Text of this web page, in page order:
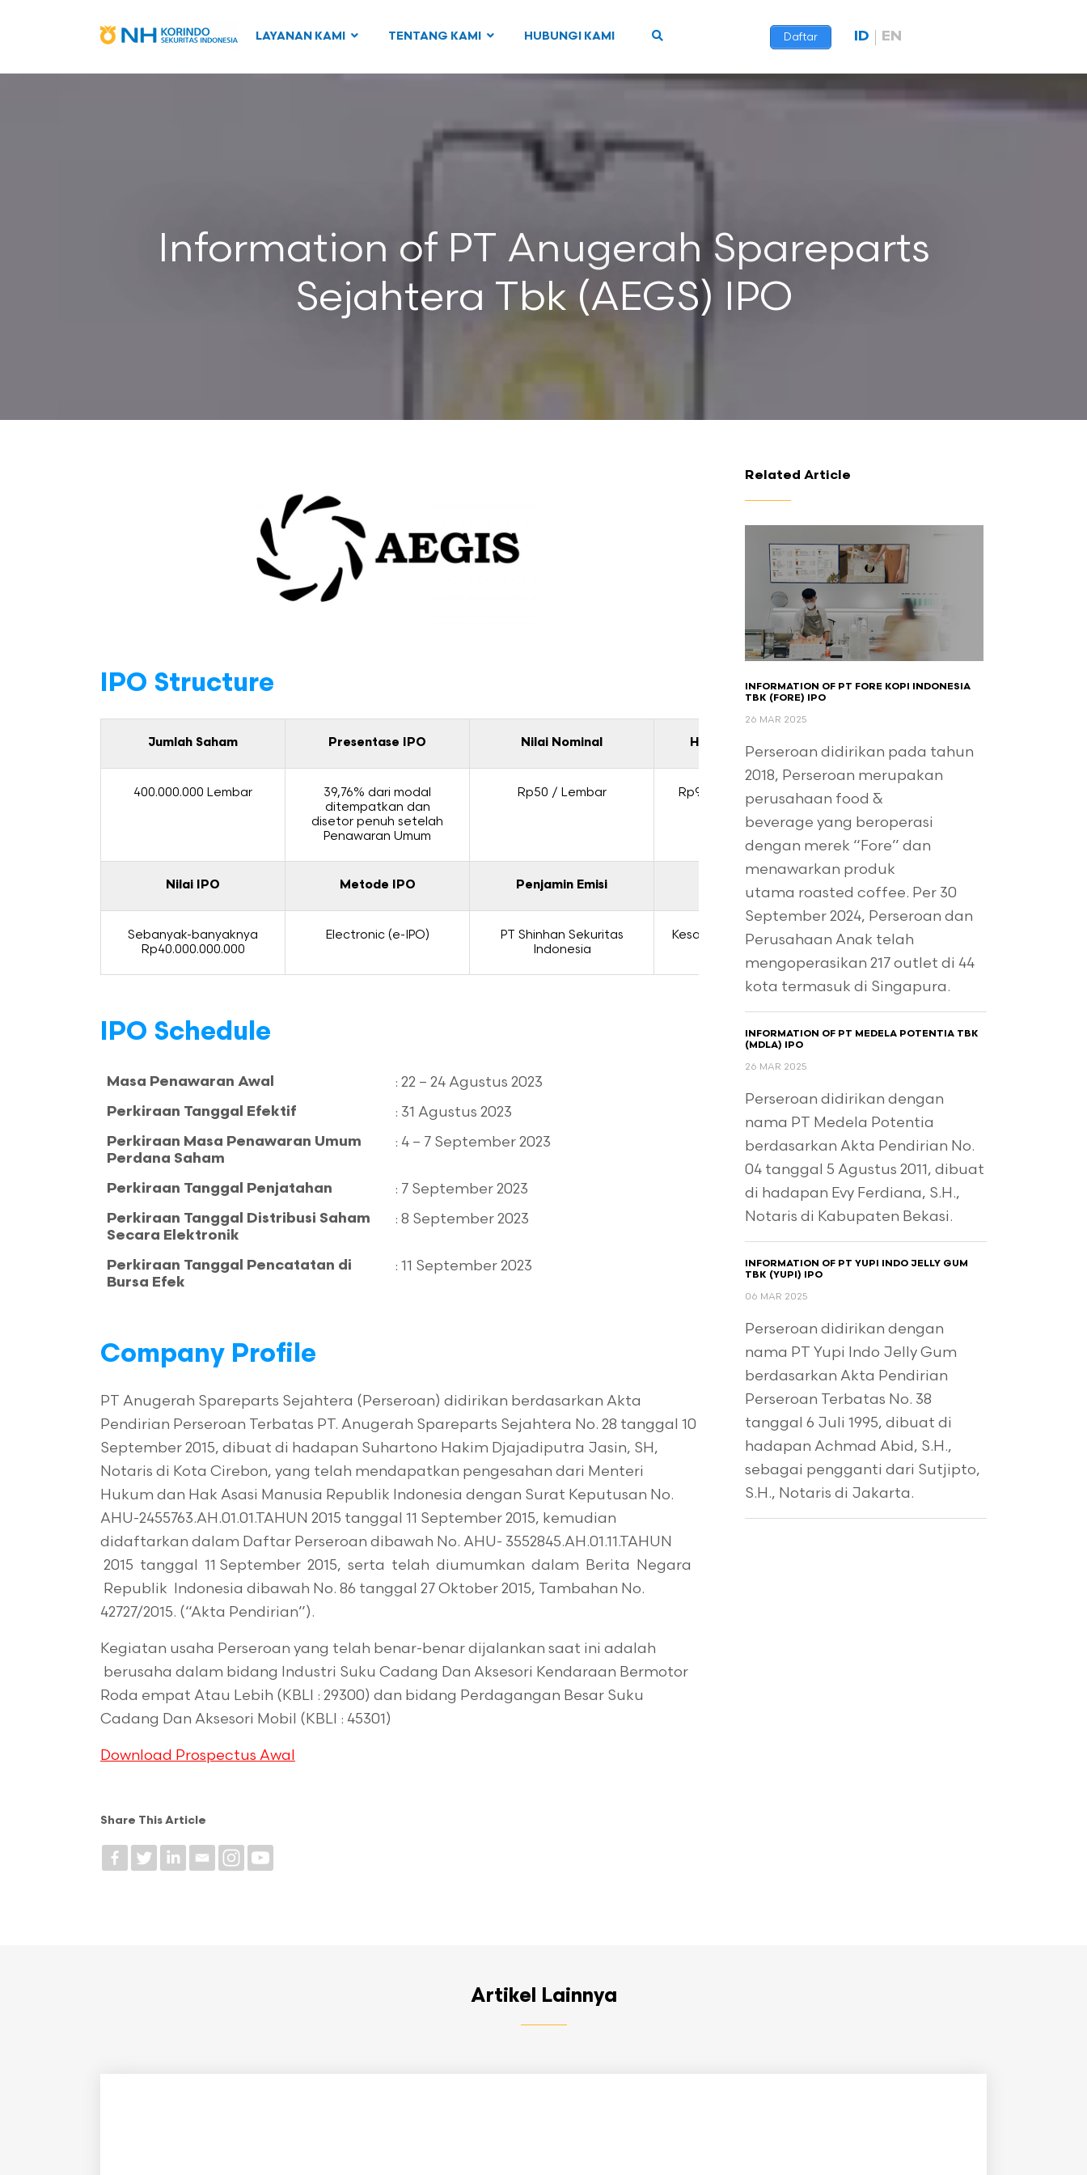
LAYANAN KAMI TENTANG KAMI HUBUNGI KAMI Daftar ID EN
Information of PT Anugerah Spareparts
Sejahtera Tbk (AEGS) IPO
IPO Structure
Jumlah Saham Presentase IPO Nilai Nominal Harga Penawaran
400.000.000 Lembar
39,76% dari modal
ditempatkan dan
disetor penuh setelah
Penawaran Umum
Rp50 / Lembar Rp90 - Rp100 / Lembar
Nilai IPO Metode IPO Penjamin Emisi Jenis Penjamin
Sebanyak-banyaknya
Rp40.000.000.000
Electronic (e-IPO)
PT Shinhan Sekuritas
Indonesia
Kesanggupan Penuh (Full
IPO Schedule
Masa Penawaran Awal : 22 – 24 Agustus 2023
Perkiraan Tanggal Efektif : 31 Agustus 2023
Perkiraan Masa Penawaran Umum
Perdana Saham
: 4 – 7 September 2023
Perkiraan Tanggal Penjatahan : 7 September 2023
Perkiraan Tanggal Distribusi Saham
Secara Elektronik
: 8 September 2023
Perkiraan Tanggal Pencatatan di
Bursa Efek
: 11 September 2023
Company Profile
PT Anugerah Spareparts Sejahtera (Perseroan) didirikan berdasarkan Akta
Pendirian Perseroan Terbatas PT. Anugerah Spareparts Sejahtera No. 28 tanggal 10
September 2015, dibuat di hadapan Suhartono Hakim Djajadiputra Jasin, SH,
Notaris di Kota Cirebon, yang telah mendapatkan pengesahan dari Menteri
Hukum dan Hak Asasi Manusia Republik Indonesia dengan Surat Keputusan No.
AHU-2455763.AH.01.01.TAHUN 2015 tanggal 11 September 2015, kemudian
didaftarkan dalam Daftar Perseroan dibawah No. AHU- 3552845.AH.01.11.TAHUN
2015 tanggal 11 September 2015, serta telah diumumkan dalam Berita Negara
Republik Indonesia dibawah No. 86 tanggal 27 Oktober 2015, Tambahan No.
42727/2015. (“Akta Pendirian”).
Kegiatan usaha Perseroan yang telah benar-benar dijalankan saat ini adalah
berusaha dalam bidang Industri Suku Cadang Dan Aksesori Kendaraan Bermotor
Roda empat Atau Lebih (KBLI : 29300) dan bidang Perdagangan Besar Suku
Cadang Dan Aksesori Mobil (KBLI : 45301)
Download Prospectus Awal
Share This Article
Related Article
INFORMATION OF PT FORE KOPI INDONESIA
TBK (FORE) IPO
26 MAR 2025
Perseroan didirikan pada tahun
2018, Perseroan merupakan
perusahaan food &
beverage yang beroperasi
dengan merek “Fore” dan
menawarkan produk
utama roasted coffee. Per 30
September 2024, Perseroan dan
Perusahaan Anak telah
mengoperasikan 217 outlet di 44
kota termasuk di Singapura.
INFORMATION OF PT MEDELA POTENTIA TBK
(MDLA) IPO
26 MAR 2025
Perseroan didirikan dengan
nama PT Medela Potentia
berdasarkan Akta Pendirian No.
04 tanggal 5 Agustus 2011, dibuat
di hadapan Evy Ferdiana, S.H.,
Notaris di Kabupaten Bekasi.
INFORMATION OF PT YUPI INDO JELLY GUM
TBK (YUPI) IPO
06 MAR 2025
Perseroan didirikan dengan
nama PT Yupi Indo Jelly Gum
berdasarkan Akta Pendirian
Perseroan Terbatas No. 38
tanggal 6 Juli 1995, dibuat di
hadapan Achmad Abid, S.H.,
sebagai pengganti dari Sutjipto,
S.H., Notaris di Jakarta.
Artikel Lainnya